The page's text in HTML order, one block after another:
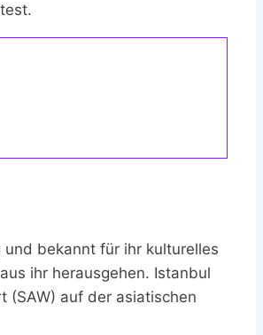
bekannt für ihr kulturelles
ihr herausgehen. Istanbul
(SAW) auf der asiatischen